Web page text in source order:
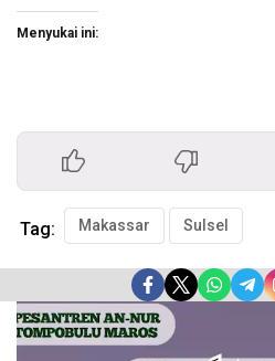
Menyukai ini:
Tag: Makassar Sulsel
Pemutar
Video